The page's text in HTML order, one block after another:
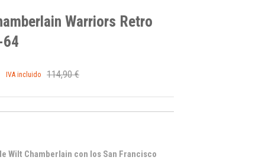
Warriors Retro
IVA incluido 114,90 €
Wilt Chamberlain con los San Francisco